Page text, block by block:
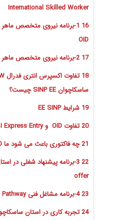
International Skilled Worker
OID
17 2-برنامه نیروی متخصص ماهر Express Entry
ساسکاچوان SINP EE چیست؟
19 شرایط EE SINP
20 تفاوت OID و Express Entry استان ساسکاچوان چیست؟
21 چه فاکتوری باعث می شود ما OID و یا EE را انتخاب کنیم؟
offer
23 4-برنامه مشاغل فنی Tech Talent Pathway